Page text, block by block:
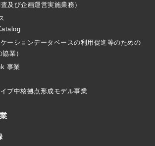
及び企画運営実施業務）
ーションデータベースの利用促進等のための
業）
事業
ブ中核拠点形成モデル事業